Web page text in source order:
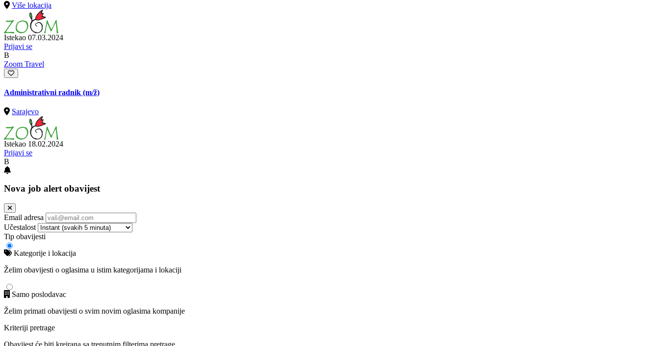
Više lokacija
Istekao 07.03.2024
Prijavi se
B
Zoom Travel
Administrativni radnik (m/ž)
Sarajevo
Istekao 18.02.2024
Prijavi se
B
Nova job alert obavijest
Email adresa
Učestalost
Tip obavijesti
Kategorije i lokacija
Želim obavijesti o oglasima u istim kategorijama i lokaciji
Samo poslodavac
Želim primati obavijesti o svim novim oglasima kompanije
Kriteriji pretrage
Obavijest će biti kreirana sa trenutnim filterima pretrage